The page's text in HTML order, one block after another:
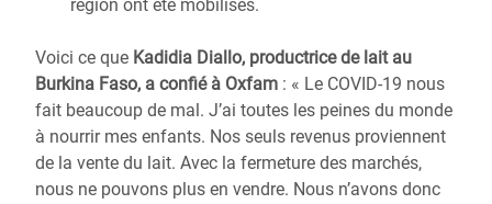
région ont été mobilisés.
Voici ce que Kadidia Diallo, productrice de lait au
Burkina Faso, a confié à Oxfam : « Le COVID-19 nous
fait beaucoup de mal. J’ai toutes les peines du monde
à nourrir mes enfants. Nos seuls revenus proviennent
de la vente du lait. Avec la fermeture des marchés,
nous ne pouvons plus en vendre. Nous n’avons donc